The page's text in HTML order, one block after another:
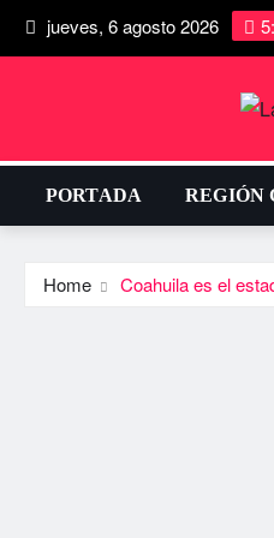
jueves, 6 agosto 2026
PORTADA REGIÓN
Home Coahuila es el